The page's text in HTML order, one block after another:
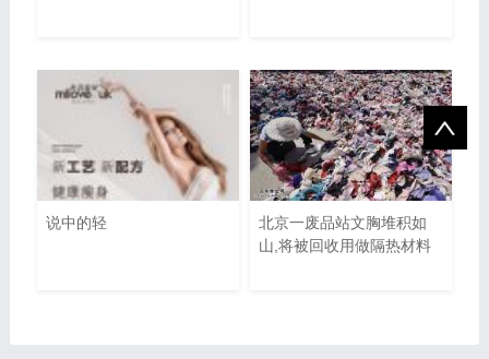
说中的轻
北京一废品站文胸堆积如
山,将被回收用做隔热材料